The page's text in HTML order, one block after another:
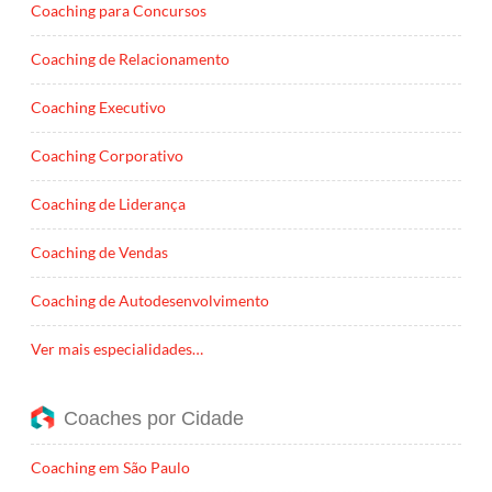
Coaching para Concursos
Coaching de Relacionamento
Coaching Executivo
Coaching Corporativo
Coaching de Liderança
Coaching de Vendas
Coaching de Autodesenvolvimento
Ver mais especialidades…
Coaches por Cidade
Coaching em São Paulo